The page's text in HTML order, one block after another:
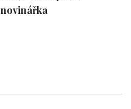
novinářka